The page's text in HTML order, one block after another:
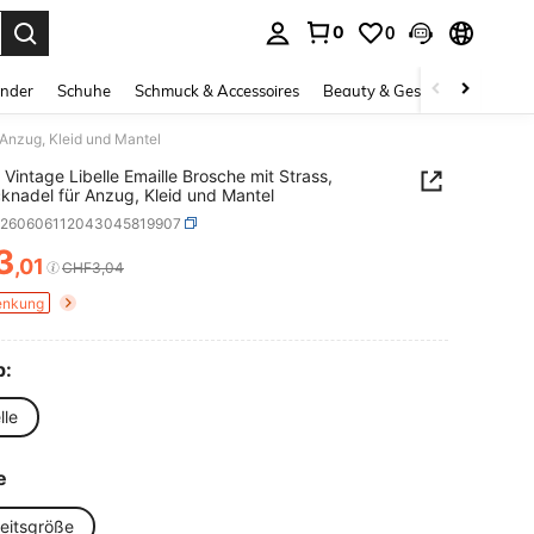
0 0
Schuhe Schmuck & Accessoires Beauty & Gesundheit
Kleid und Mantel
Vintage Libelle Emaille Brosche mit Strass,
für Anzug, Kleid und Mantel
AND AVAILABILITY
,01
CHF3,04